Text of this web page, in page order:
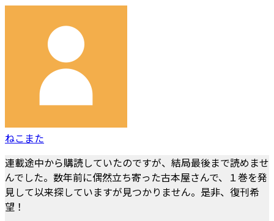
ねこまた
連載途中から購読していたのですが、結局最後まで読めませ
んでした。数年前に偶然立ち寄った古本屋さんで、１巻を発
見して以来探していますが見つかりません。是非、復刊希
望！